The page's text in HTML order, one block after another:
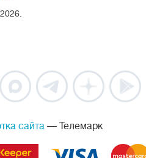
сайта — Телемарк